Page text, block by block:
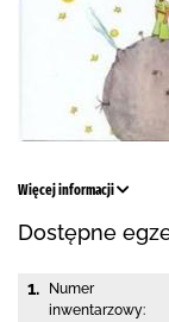
Więcej informacji
Dostępne
1.
Numer
inwentarzowy: